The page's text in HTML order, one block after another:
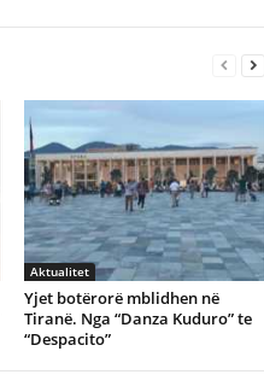
Aktualitet
Yjet botërorë mblidhen në
Tiranë. Nga “Danza Kuduro” te
“Despacito”